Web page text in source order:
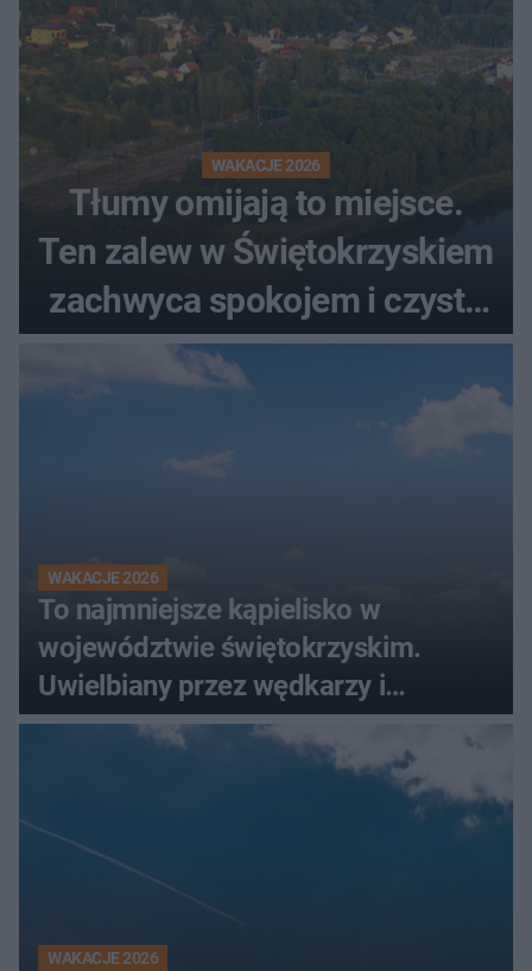
WAKACJE 2026
Tłumy omijają to miejsce.
Ten zalew w Świętokrzyskiem
zachwyca spokojem i czystą
wodą
WAKACJE 2026
To najmniejsze kąpielisko w
województwie świętokrzyskim.
Uwielbiany przez wędkarzy i
turystów
WAKACJE 2026